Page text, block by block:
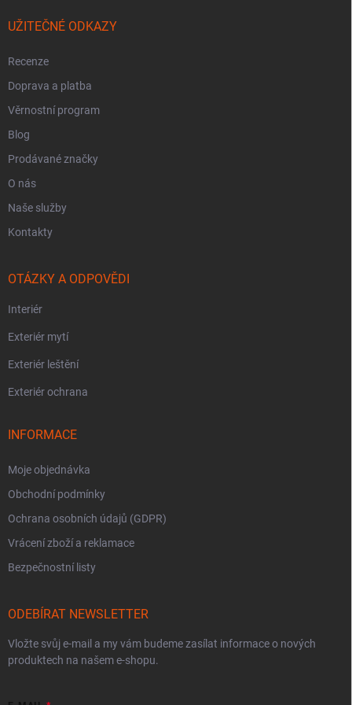
UŽITEČNÉ ODKAZY
Recenze
Doprava a platba
Věrnostní program
Blog
Prodávané značky
O nás
Naše služby
Kontakty
OTÁZKY A ODPOVĚDI
Interiér
Exteriér mytí
Exteriér leštění
Exteriér ochrana
INFORMACE
Moje objednávka
Obchodní podmínky
Ochrana osobních údajů (GDPR)
Vrácení zboží a reklamace
Bezpečnostní listy
ODEBÍRAT NEWSLETTER
Vložte svůj e-mail a my vám budeme zasílat informace o nových
produktech na našem e-shopu.